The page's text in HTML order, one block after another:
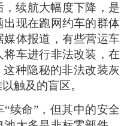
续航大幅度下降，是
现在跑网约车的群体
体报道，有些营运车
车进行非法改装，在
这种隐秘的非法改装灰
触及的盲区。
续命”，但其中的安全